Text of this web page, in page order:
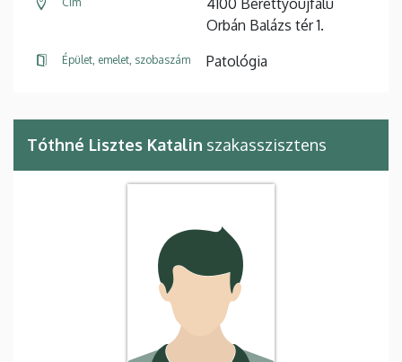
4100 Berettyóújfalu
Orbán Balázs tér 1.
Épület, emelet, szobaszám Patológia
Tóthné Lisztes Katalin szakasszisztens